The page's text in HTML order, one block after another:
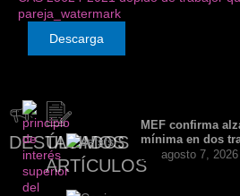
pareja_watermark
Descarga
DESTACADOS
ÚLTIMOS
ARTÍCULOS
MEF confirma
mínima en dos
agosto 7, 2026